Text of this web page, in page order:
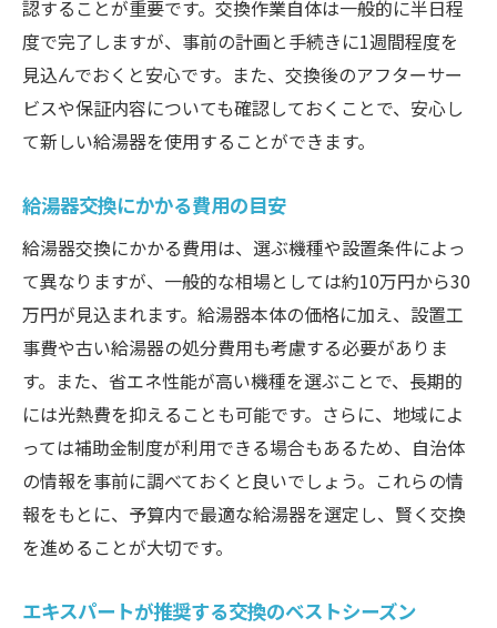
認することが重要です。交換作業自体は一般的に半日程
度で完了しますが、事前の計画と手続きに1週間程度を
見込んでおくと安心です。また、交換後のアフターサー
ビスや保証内容についても確認しておくことで、安心し
て新しい給湯器を使用することができます。
給湯器交換にかかる費用の目安
給湯器交換にかかる費用は、選ぶ機種や設置条件によっ
て異なりますが、一般的な相場としては約10万円から30
万円が見込まれます。給湯器本体の価格に加え、設置工
事費や古い給湯器の処分費用も考慮する必要がありま
す。また、省エネ性能が高い機種を選ぶことで、長期的
には光熱費を抑えることも可能です。さらに、地域によ
っては補助金制度が利用できる場合もあるため、自治体
の情報を事前に調べておくと良いでしょう。これらの情
報をもとに、予算内で最適な給湯器を選定し、賢く交換
を進めることが大切です。
エキスパートが推奨する交換のベストシーズン